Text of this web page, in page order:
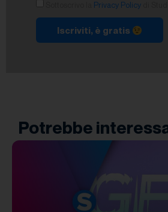
Privacy Policy
Iscriviti, è gratis
Potrebbe